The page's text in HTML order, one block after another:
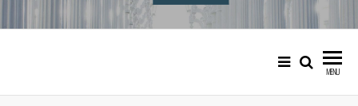
InclusiveCourts
Igualdade e diferença cultural na
prática judicial portuguesa
MENU